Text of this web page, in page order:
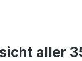
aller